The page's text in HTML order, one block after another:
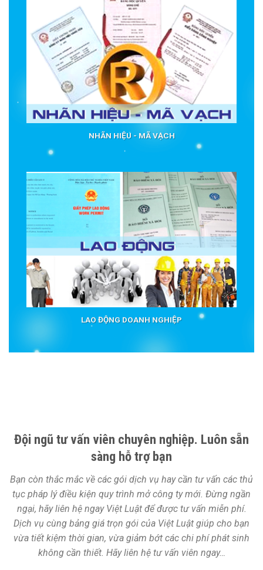
NHÃN HIỆU - MÃ VẠCH
LAO ĐỘNG DOANH NGHIỆP
Đội ngũ tư vấn viên chuyên nghiệp. Luôn sẵn
sàng hỗ trợ bạn
Bạn còn thắc mắc về các gói dịch vụ hay cần tư vấn các thủ
tục pháp lý điều kiện quy trình mở công ty mới. Đừng ngần
ngại, hãy liên hệ ngay Việt Luật để được tư vấn miễn phí.
Dịch vụ cùng bảng giá trọn gói của Việt Luật giúp cho bạn
vừa tiết kiệm thời gian, vừa giảm bớt các chi phí phát sinh
không cần thiết. Hãy liên hệ tư vấn viên ngay…